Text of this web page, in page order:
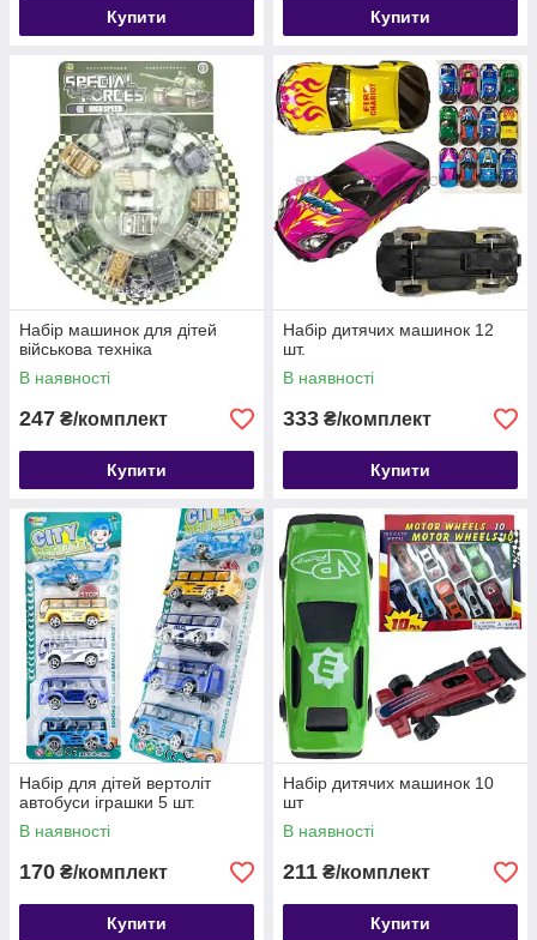
Купити Купити
Набір машинок для дітей
військова техніка
В наявності
247 ₴/комплект
Купити
Набір дитячих машинок 12
шт.
В наявності
333 ₴/комплект
Купити
Набір для дітей вертоліт
автобуси іграшки 5 шт.
В наявності
170 ₴/комплект
Купити
Набір дитячих машинок 10
шт
В наявності
211 ₴/комплект
Купити